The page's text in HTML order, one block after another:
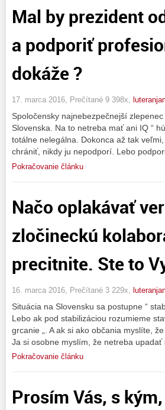
Mal by prezident
a podporiť
dokáže ?
17. marca 2016, Prečítané 9 398x,
Spoločensky najnebezpečnejší
Slovenska. Na to netreba mať ani IQ “
totálne nelegálna. Dokonca až tak
chrániť, nikdy ju nepodporí. Lebo
Pokračovanie článku
Načo oplakávať
zločineckú
precitnite. Ste to
16. marca 2016, Prečítané 3 229x,
Situácia na Slovensku sa postupne “
Lebo ak pod stabilizáciou rozumieme
grcanie „. A ak si ako občania myslíte,
Ja si osobne myslím, že netreba
Pokračovanie článku
Prosím Vás, s